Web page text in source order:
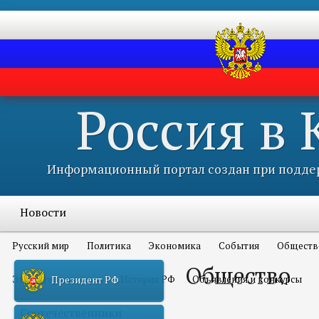
Россия в
Информационный портал создан при
Новости
Русский мир Политика Экономика События
Это интересно всем История РФ Объявления и конкурсы
Соотечественники
Президент РФ Общество